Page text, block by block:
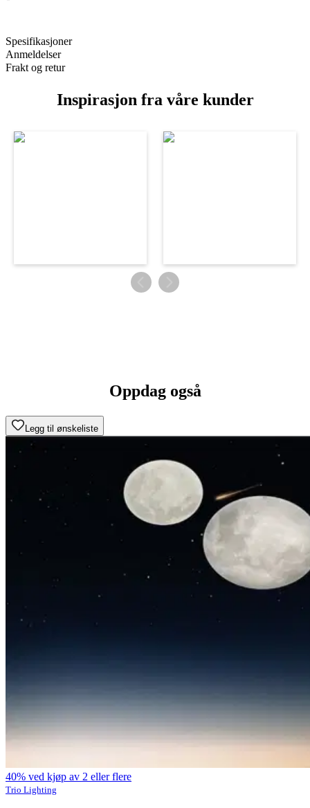
Spesifikasjoner
Anmeldelser
Frakt og retur
Inspirasjon fra våre kunder
Oppdag også
Legg til ønskeliste
40% ved kjøp av 2 eller flere
Trio Lighting